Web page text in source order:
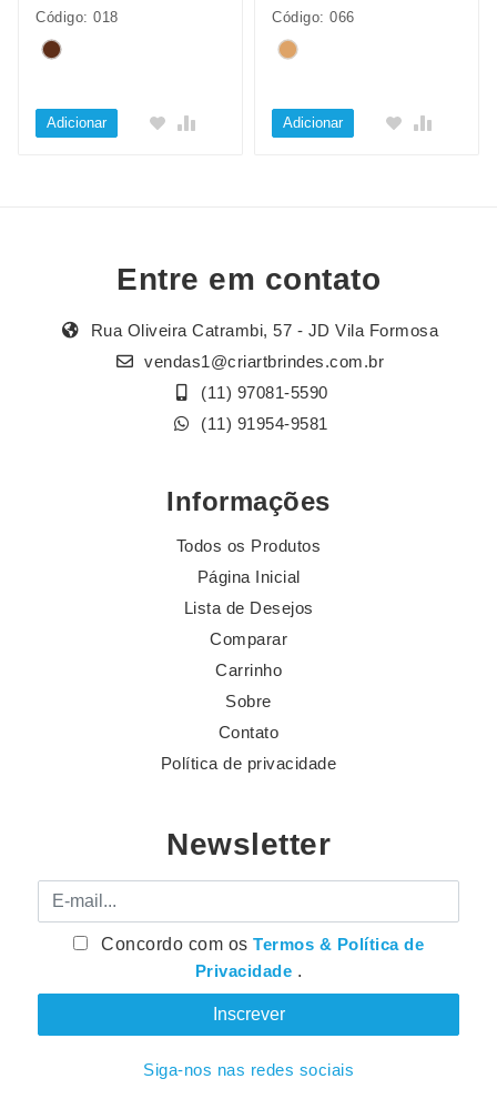
Código: 018
Adicionar
Código: 066
Adicionar
Entre em contato
Rua Oliveira Catrambi, 57 - JD Vila Formosa
vendas1@criartbrindes.com.br
(11) 97081-5590
(11) 91954-9581
Informações
Todos os Produtos
Página Inicial
Lista de Desejos
Comparar
Carrinho
Sobre
Contato
Política de privacidade
Newsletter
E-mail
Concordo com osTermos & Política de
Privacidade .
Siga-nos nas redes sociais